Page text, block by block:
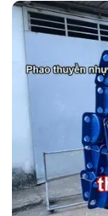
Vi
Bọt
Khí
Ventek
Hướng
Quy
định